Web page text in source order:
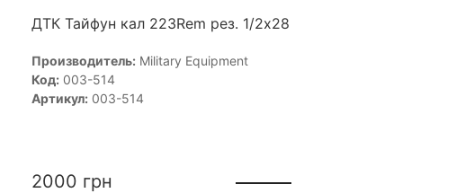
ДТК Тайфун кал 223Rem рез. 1/2х28
Производитель: Military Equipment
Код: 003-514
Артикул: 003-514
2000 грн